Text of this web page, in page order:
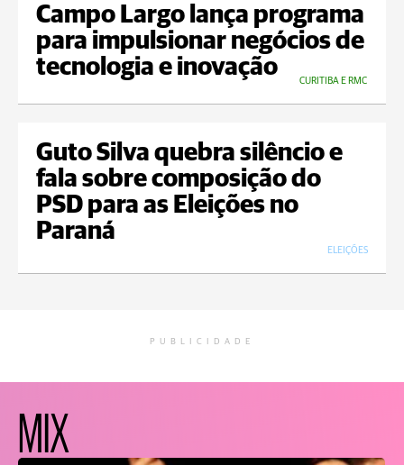
Campo Largo lança programa
para impulsionar negócios de
tecnologia e inovação
CURITIBA E RMC
Guto Silva quebra silêncio e
fala sobre composição do
PSD para as Eleições no
Paraná
ELEIÇÕES
PUBLICIDADE
MIX